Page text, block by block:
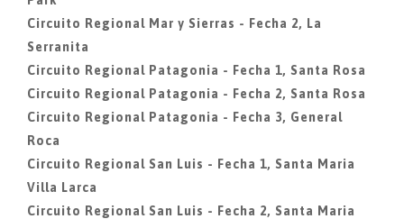
Circuito Regional Mar y Sierras - Fecha 2, La
Serranita
Circuito Regional Patagonia - Fecha 1, Santa Rosa
Circuito Regional Patagonia - Fecha 2, Santa Rosa
Circuito Regional Patagonia - Fecha 3, General
Roca
Circuito Regional San Luis - Fecha 1, Santa Maria
Villa Larca
Circuito Regional San Luis - Fecha 2, Santa Maria